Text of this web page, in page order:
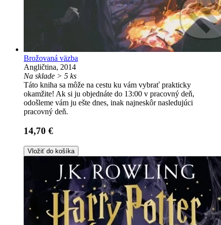
Brožovaná väzba
Angličtina, 2014
Na sklade > 5 ks
Táto kniha sa môže na cestu ku vám vybrať prakticky
okamžite! Ak si ju objednáte do 13:00 v pracovný deň,
odošleme vám ju ešte dnes, inak najneskôr nasledujúci
pracovný deň.
14,70 €
Vložiť do košíka